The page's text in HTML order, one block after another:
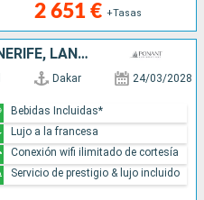
2 651 € +Tasas
SENEGAL, CABO VERDE, TENERIFE, LANZAROTE, MALLORCA
Dakar 24/03/2028
Bebidas Incluidas*
Lujo a la francesa
Conexión wifi ilimitado de cortesía
Servicio de prestigio & lujo incluido